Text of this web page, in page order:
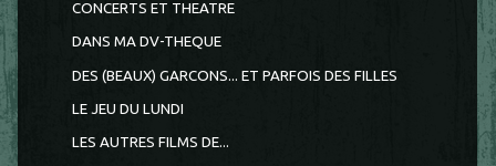
CONCERTS ET THEATRE
DANS MA DV-THEQUE
DES (BEAUX) GARCONS... ET PARFOIS DES FILLES
LE JEU DU LUNDI
LES AUTRES FILMS DE...